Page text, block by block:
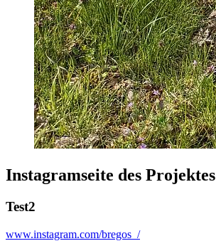
Instagramseite des Projektes
Test2
www.instagram.com/bregos_/